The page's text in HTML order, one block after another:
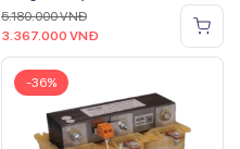
5.180.000VNĐ
3.367.000 VNĐ
-36%